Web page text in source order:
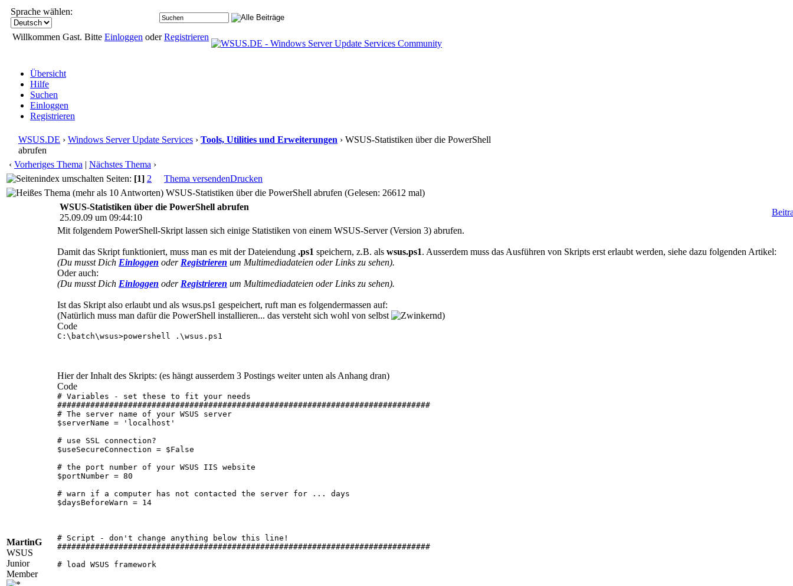
Sprache wählen:
Willkommen Gast. Bitte Einloggen oderRegistrieren
Übersicht
Hilfe
Suchen
Einloggen
Registrieren
WSUS.DE › Windows Server Update Services › Tools, Utilities und Erweiterungen › WSUS-Statistiken über die PowerShell
abrufen
‹ Vorheriges Thema | Nächstes Thema ›
Seiten: [1] 2 Thema versendenDrucken
WSUS-Statistiken über die PowerShell abrufen (Gelesen: 26612 mal)
MartinG
WSUS
Junior
Member
WSUS-Statistiken über die PowerShell abrufen
25.09.09 um 09:44:10
Mit folgendem PowerShell-Skript lassen sich einige Statistiken von einem WSUS-Server (Version 3) abrufen.
Damit das Skript funktioniert, muss man es mit der Dateiendung .ps1 speichern, z.B. als wsus.ps1. Ausserdem muss das Ausführen von Skripts erst erlaubt werden, siehe dazu folgenden Artikel:
(Du musst Dich Einloggen oder Registrieren um Multimediadateien oder Links zu sehen).
Oder auch:
(Du musst Dich Einloggen oder Registrieren um Multimediadateien oder Links zu sehen).
Ist das Skript also erlaubt und als wsus.ps1 gespeichert, ruft man es folgendermassen auf:
(Natürlich muss man dafür die PowerShell installieren... das versteht sich wohl von selbst
)
Code
C:\batch\wsus>powershell .\wsus.ps1
Hier der Inhalt des Skripts: (es hängt ausserdem 3 Postings weiter unten als Anhang dran)
Code
# Variables - set these to fit your needs
###############################################################################
# The server name of your WSUS server
$serverName = 'localhost'
# use SSL connection?
$useSecureConnection = $False
# the port number of your WSUS IIS website
$portNumber = 80
# warn if a computer has not contacted the server for ... days
$daysBeforeWarn = 14
# Script - don't change anything below this line!
###############################################################################
# load WSUS framework